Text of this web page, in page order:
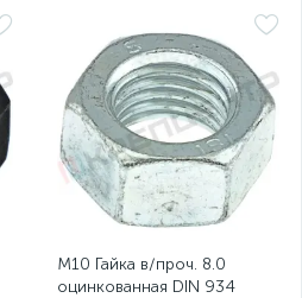
М10 Гайка в/проч. 8.0
оцинкованная DIN 934